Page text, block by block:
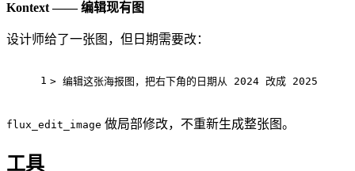
Kontext —— 编辑现有图
设计师给了一张图，但日期需要改：
1 > 编辑这张海报图，把右下角的日期从 2024 改成 2025
flux_edit_image 做局部修改，不重新生成整张图。
工具